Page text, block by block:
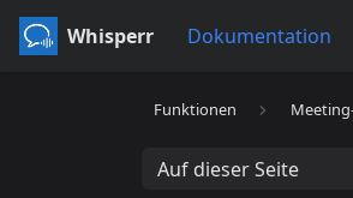
Whisperr Dokumentation
Funktionen
Auf dieser Seite